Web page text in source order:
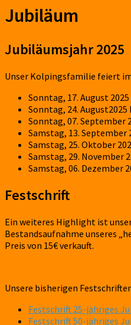
Jubiläum
Jubiläumsjahr 2025
Unser Kolpingsfamilie feiert
Sonntag, 17. August
Sonntag, 24.
Sonntag, 07. September
Samstag, 13.
Samstag, 25. Oktober
Samstag, 29. November
Samstag, 06. Dezember
Festschrift
Ein weiteres Highlight ist
Bestandsaufnahme unseres
Preis von 15€ verkauft.
Unsere bisherigen
Festschrift 25-jähriges
Festschrift 50-jähriges